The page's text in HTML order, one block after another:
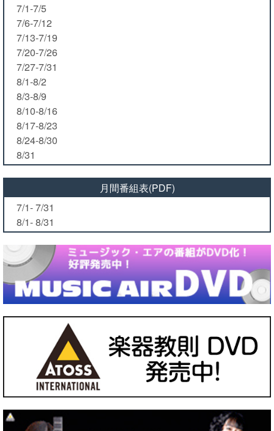
7/1-7/5
7/6-7/12
7/13-7/19
7/20-7/26
7/27-7/31
8/1-8/2
8/3-8/9
8/10-8/16
8/17-8/23
8/24-8/30
8/31
月間番組表(PDF)
7/1- 7/31
8/1- 8/31